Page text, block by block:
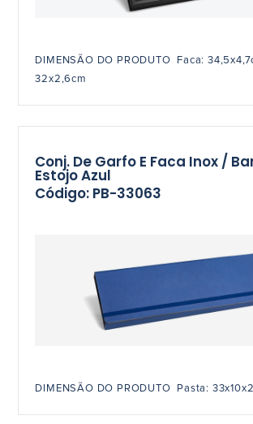
DIMENSÃO DO PRODUTO Faca:
32x2,6cm
Conj. De Garfo E Faca Inox /
Estojo Azul
Código: PB-33063
DIMENSÃO DO PRODUTO Pasta: